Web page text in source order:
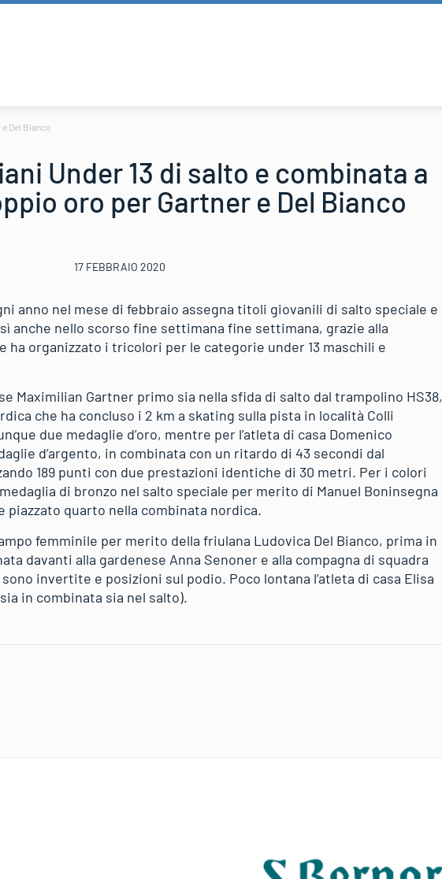
Del Bianco
Under 13 di salto e combinata a
oro per Gartner e Del Bianco
17 FEBBRAIO 2020
anno nel mese di febbraio assegna titoli giovanili di salto speciale e
anche nello scorso fine settimana fine settimana, grazie alla
ha organizzato i tricolori per le categorie under 13 maschili e
Maximilian Gartner primo sia nella sfida di salto dal trampolino HS38,
che ha concluso i 2 km a skating sulla pista in località Colli
due medaglie d’oro, mentre per l’atleta di casa Domenico
d’argento, in combinata con un ritardo di 43 secondi dal
189 punti con due prestazioni identiche di 30 metri. Per i colori
di bronzo nel salto speciale per merito di Manuel Boninsegna
piazzato quarto nella combinata nordica.
femminile per merito della friulana Ludovica Del Bianco, prima in
davanti alla gardenese Anna Senoner e alla compagna di squadra
invertite e posizioni sul podio. Poco lontana l’atleta di casa Elisa
in combinata sia nel salto).